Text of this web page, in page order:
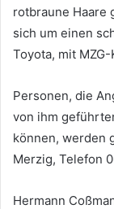
rotbraune Haare
sich um einen
Toyota, mit
Personen, die
von ihm
können, werden
Merzig, Telefon
Hermann